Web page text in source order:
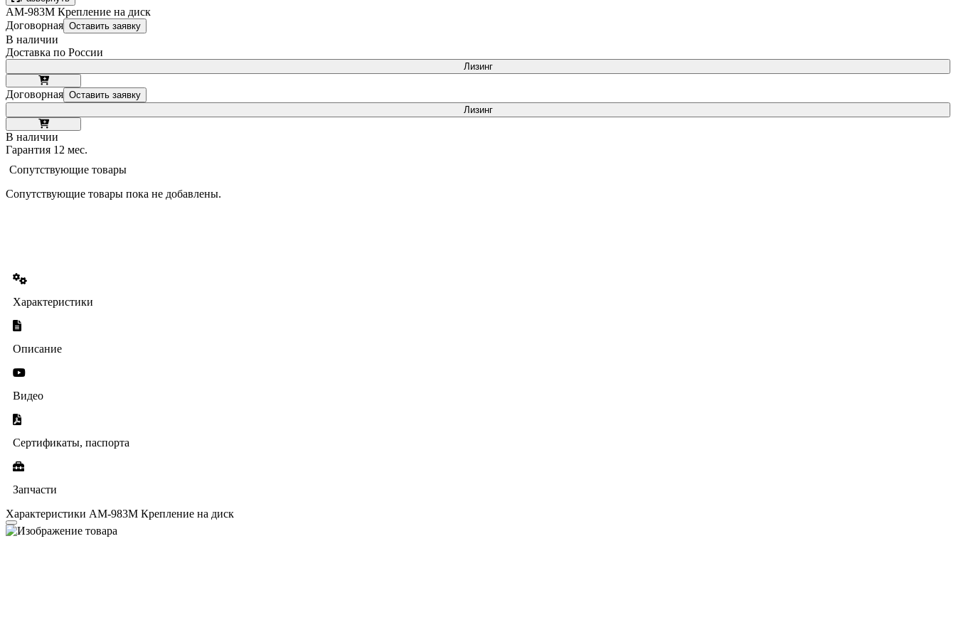
AM-983M Крепление на диск
Договорная Оставить заявку
В наличии
Доставка по России
Лизинг
Договорная Оставить заявку
Лизинг
В наличии
Гарантия 12 мес.
Сопутствующие товары
Сопутствующие товары пока не добавлены.
Характеристики
Описание
Видео
Сертификаты, паспорта
Запчасти
Характеристики AM-983M Крепление на диск